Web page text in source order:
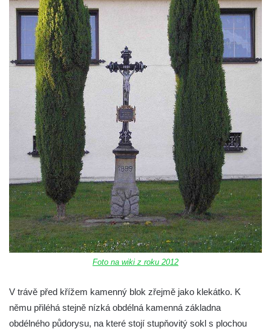
Kříž na zahradě domu čp. 127 v Římově
Kříž u fary v Římově
Kříž u lípy Jana Gurreho v Římově
Boží muka u hřbitova v Římově
Centrální kříž hřbitova v Římově
Kříž na návsi v Dolním Třeboníně
Kříž poblíž domu čp. 169 v Plavu
Kříž na návsi v Plavu
Boží muka v Plavu
Kříž u Obrázku severovýchodně od
Práchně
Kříž na rozcestí u domu čp. 283 v Dolním
Podluží
Görnerův kříž u silnice č. 264 v Dolním
Údajný kříž u domu čp. 283 ve Chřibské
Kříž jižně od Bukolu
Foto na wiki z roku 2012
V trávě před křížem kamenný blok zřejmě jako klekátko. K
němu přiléhá stejně nízká obdélná kamenná základna
obdélného půdorysu, na které stojí stupňovitý sokl s plochou